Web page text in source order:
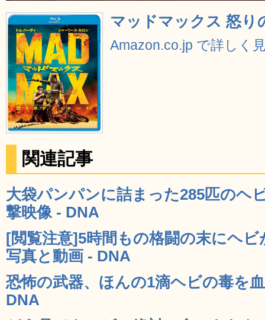
マッドマックス 怒
Amazon.co.jp で詳しく
関連記事
大袋パンパンに詰まった285匹のヘ
撃映像 - DNA
[閲覧注意]5時間もの格闘の末にヘ
写真と動画 - DNA
恐怖の武器、ほんの1滴ヘビの毒を
DNA